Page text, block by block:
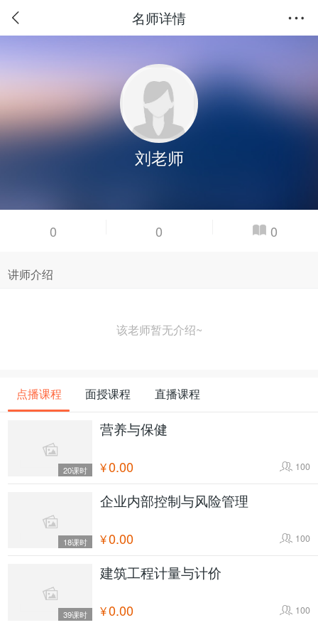
名师详情
刘老师
0 0 0
讲师介绍
该老师暂无介绍~
点播课程 面授课程 直播课程
20课时
营养与保健
100
¥0.00
18课时
企业内部控制与风险管理
100
¥0.00
39课时
建筑工程计量与计价
100
¥0.00